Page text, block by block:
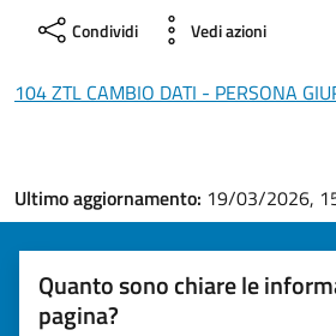
Condividi Vedi azioni
104 ZTL CAMBIO DATI - PERSONA
Ultimo aggiornamento: 19/03/2026,
Quanto sono chiare le
pagina?